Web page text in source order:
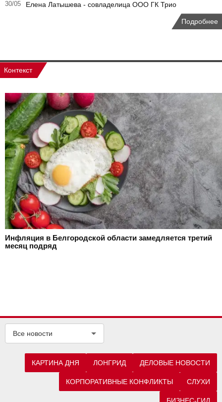
30/05 Елена Латышева - совладелица ООО ГК Трио
Подробнее
Контекст
Инфляция в Белгородской области замедляется третий
месяц подряд
Все новости
КАРТИНА ДНЯ ЛОНГРИД ДЕЛОВЫЕ НОВОСТИ
КОРПОРАТИВНЫЕ КОНФЛИКТЫ СЛУХИ